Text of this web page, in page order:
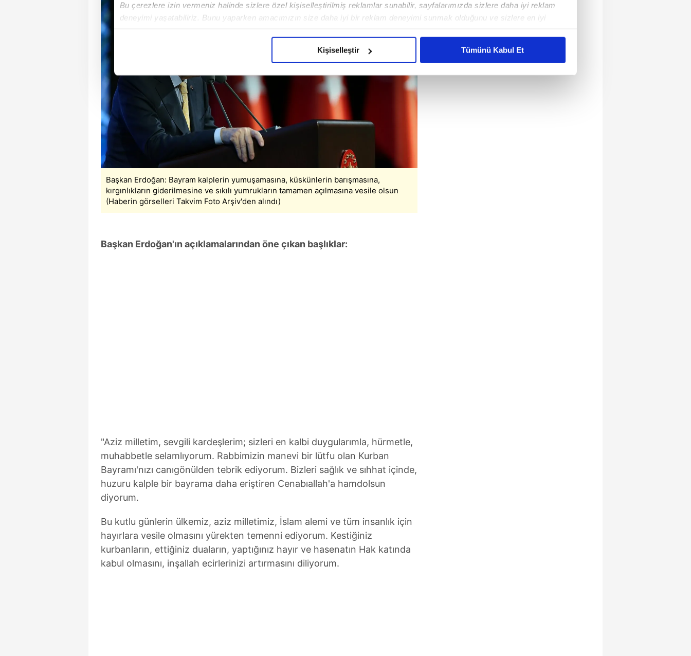
Bu çerezlere izin vermeniz halinde sizlere özel kişiselleştirilmiş reklamlar sunabilir, sayfalarımızda sizlere daha iyi reklam
deneyimi yaşatabiliriz. Bunu yaparken amacımızın size daha iyi bir reklam deneyimi sunmak olduğunu ve sizlere en iyi
içerikleri sunabilmek adına elimizden gelen çabayı gösterdiğimizi ve bu noktada, reklamların maliyetlerimizi karşılamak
Sizlere daha iyi bir hizmet sunabilmek için İnternet Sitemizde kendimize ve üçüncü kişilere ait çerezler kullanılmaktadır. Bu
çerezler vasıtasıyla çeşitli kişisel verileriniz işlenmekte olup gerekli olan çerezler bilgi toplumu hizmetlerinin sunulması
amacıyla kullanılmaktadır. Diğer çerezler, sitemizin daha işlevsel kılınması ve kişiselleştirilmesi ve sizlere yönelik
reklam/pazarlama faaliyetlerinin yapılması, amaçlarıyla sınırlı olarak açık rızanız dahilinde kullanılacaktır.
Çerezlere ilişkin tercihlerinizi aşağıda yer alan panel vasıtasıyla belirleyebilirsiniz. Çerezlere ilişkin detaylı bilgi için Ayarlar
butonuna tıklayabilir,
Çerez Bilgilendirme Metnimizi ziyaret edebilirsiniz.
6698 sayılı Kişisel Verilerin Korunması Kanunu uyarınca hazırlanmış Aydınlatma Metnimizi okumak ve sitemizde ilgili
mevzuata uygun olarak kullanılan çerezlerle ilgili bilgi almak için lütfen
Kişiselleştir Tümünü Kabul Et
Başkan Erdoğan: Bayram kalplerin yumuşamasına, küskünlerin barışmasına,
kırgınlıkların giderilmesine ve sıkılı yumrukların tamamen açılmasına vesile olsun
(Haberin görselleri Takvim Foto Arşiv'den alındı)
Başkan Erdoğan'ın açıklamalarından öne çıkan başlıklar:
"Aziz milletim, sevgili kardeşlerim; sizleri en kalbi duygularımla, hürmetle,
muhabbetle selamlıyorum. Rabbimizin manevi bir lütfu olan Kurban
Bayramı'nızı canıgönülden tebrik ediyorum. Bizleri sağlık ve sıhhat içinde,
huzuru kalple bir bayrama daha eriştiren Cenabıallah'a hamdolsun
diyorum.
Bu kutlu günlerin ülkemiz, aziz milletimiz, İslam alemi ve tüm insanlık için
hayırlara vesile olmasını yürekten temenni ediyorum. Kestiğiniz
kurbanların, ettiğiniz duaların, yaptığınız hayır ve hasenatın Hak katında
kabul olmasını, inşallah ecirlerinizi artırmasını diliyorum.